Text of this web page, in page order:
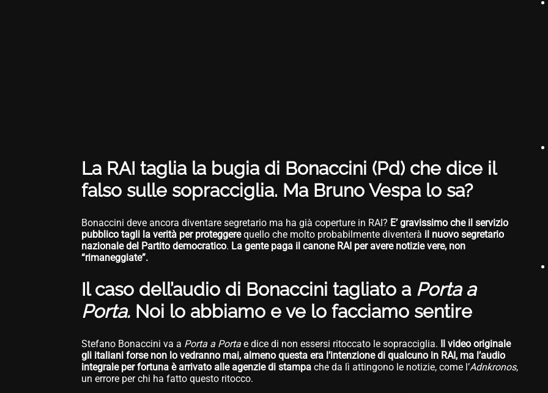
La RAI taglia la bugia di Bonaccini (Pd) che dice il
falso sulle sopracciglia. Ma Bruno Vespa lo sa?
Bonaccini deve ancora diventare segretario ma ha già coperture in RAI? E’ gravissimo che il servizio
pubblico tagli la verità per proteggerequello che molto probabilmente diventerà il nuovo segretario
nazionale del Partito democratico. La gente paga il canone RAI per avere notizie vere, non
“rimaneggiate”.
Il caso dell’audio di Bonaccini tagliato a Porta a
Porta.Noi lo abbiamo e ve lo facciamo sentire
Stefano Bonaccini va a Porta a Portae dice di non essersi ritoccato le sopracciglia. Il video originale
gli italiani forse non lo vedranno mai, almeno questa era l’intenzione di qualcuno in RAI, ma l’audio
integrale per fortuna è arrivato alle agenzie di stampache da lì attingono le notizie, come l’Adnkronos,
un errore per chi ha fatto questo ritocco.